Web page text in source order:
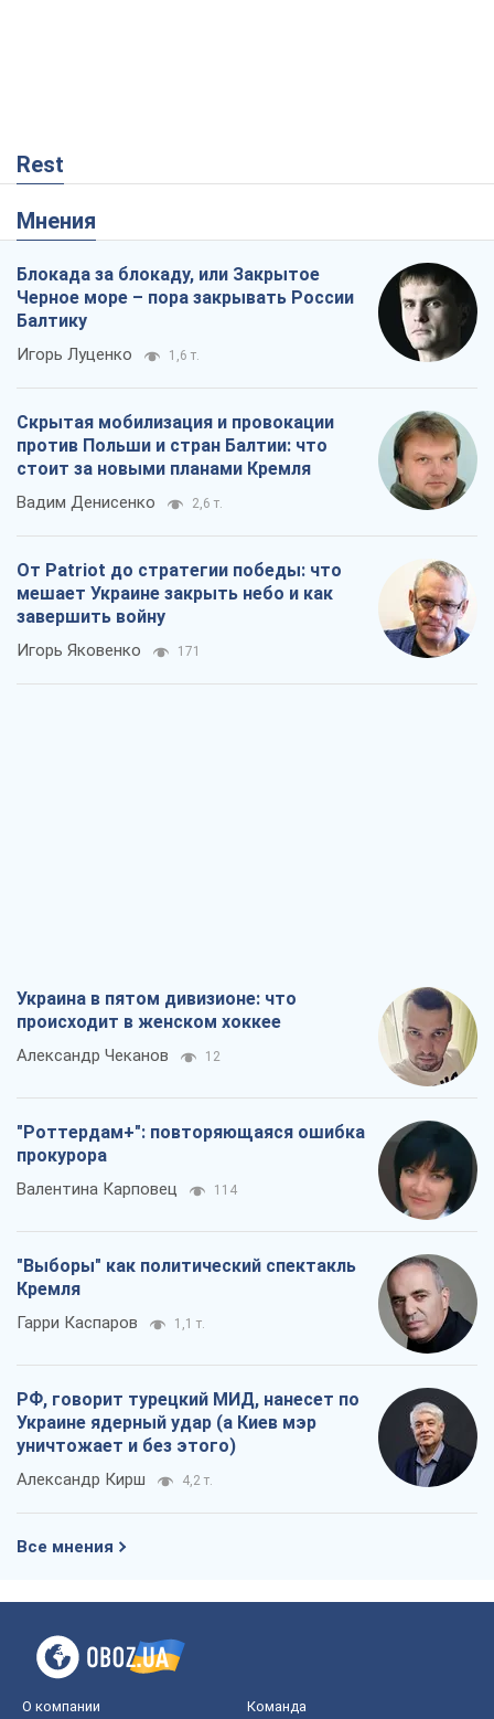
Rest
Мнения
Блокада за блокаду, или Закрытое
Черное море – пора закрывать России
Балтику
Игорь Луценко 1,6 т.
Скрытая мобилизация и провокации
против Польши и стран Балтии: что
стоит за новыми планами Кремля
Вадим Денисенко 2,6 т.
От Patriot до стратегии победы: что
мешает Украине закрыть небо и как
завершить войну
Игорь Яковенко 171
Украина в пятом дивизионе: что
происходит в женском хоккее
Александр Чеканов 12
"Роттердам+": повторяющаяся ошибка
прокурора
Валентина Карповец 114
"Выборы" как политический спектакль
Кремля
Гарри Каспаров 1,1 т.
РФ, говорит турецкий МИД, нанесет по
Украине ядерный удар (а Киев мэр
уничтожает и без этого)
Александр Кирш 4,2 т.
Все мнения
О компании Команда